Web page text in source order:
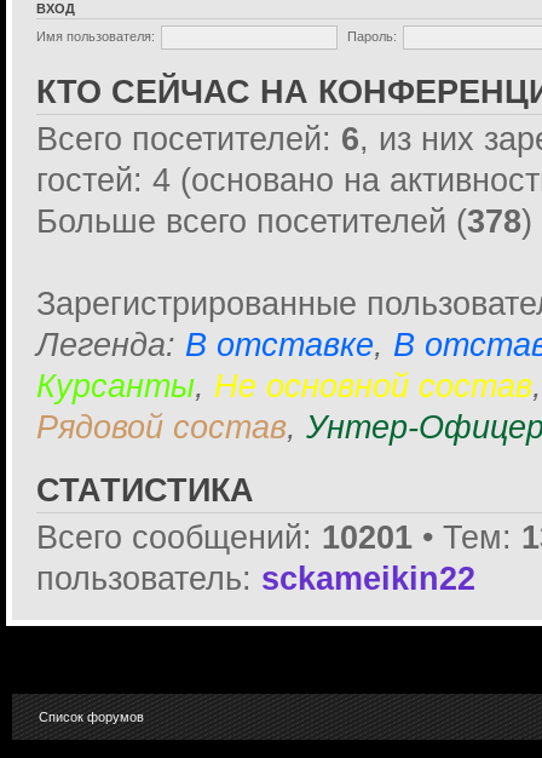
ВХОД
Имя пользователя:
Пароль:
КТО СЕЙЧАС НА
Всего посетителей: 6, из них
гостей: 4 (основано на
Больше всего посетителей (378)
Зарегистрированные
Легенда: В отставке, В
Курсанты, Не основной состав
Рядовой состав, Унтер-
СТАТИСТИКА
Всего сообщений: 10201 • Тем:
пользователь: sckameikin22
Список форумов